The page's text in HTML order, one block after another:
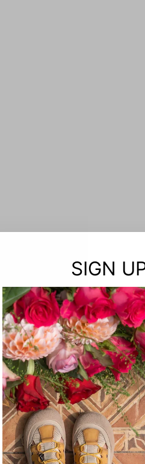
SIGN